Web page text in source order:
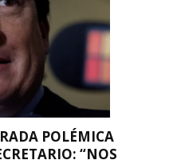
POLÉMICA
“NOS